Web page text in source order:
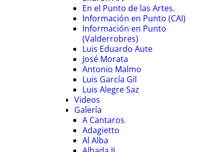
En el Punto de las Artes.
Información en Punto (CAI)
Información en Punto
(Valderrobres)
Luis Eduardo Aute
José Morata
Antonio Malmo
Luis García Gil
Luis Alegre Saz
Videos
Galería
A Cantaros
Adagietto
Al Alba